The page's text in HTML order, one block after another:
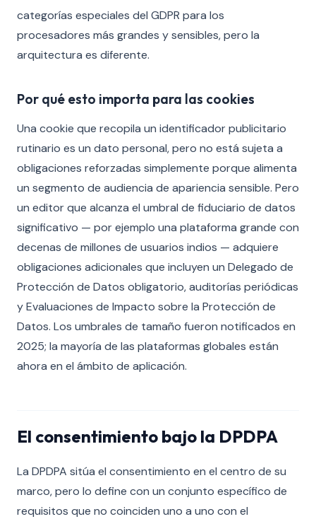
categorías especiales del GDPR para los
procesadores más grandes y sensibles, pero la
arquitectura es diferente.
Por qué esto importa para las cookies
Una cookie que recopila un identificador publicitario
rutinario es un dato personal, pero no está sujeta a
obligaciones reforzadas simplemente porque alimenta
un segmento de audiencia de apariencia sensible. Pero
un editor que alcanza el umbral de fiduciario de datos
significativo — por ejemplo una plataforma grande con
decenas de millones de usuarios indios — adquiere
obligaciones adicionales que incluyen un Delegado de
Protección de Datos obligatorio, auditorías periódicas
y Evaluaciones de Impacto sobre la Protección de
Datos. Los umbrales de tamaño fueron notificados en
2025; la mayoría de las plataformas globales están
ahora en el ámbito de aplicación.
El consentimiento bajo la DPDPA
La DPDPA sitúa el consentimiento en el centro de su
marco, pero lo define con un conjunto específico de
requisitos que no coinciden uno a uno con el